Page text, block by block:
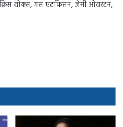
वोक्स, गस एटकिंसन, जेमी ओवरटन,